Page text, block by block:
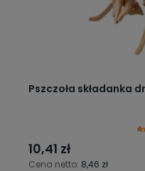
Pszczoła składanka
10,41 zł
Cena netto: 8,46 zł